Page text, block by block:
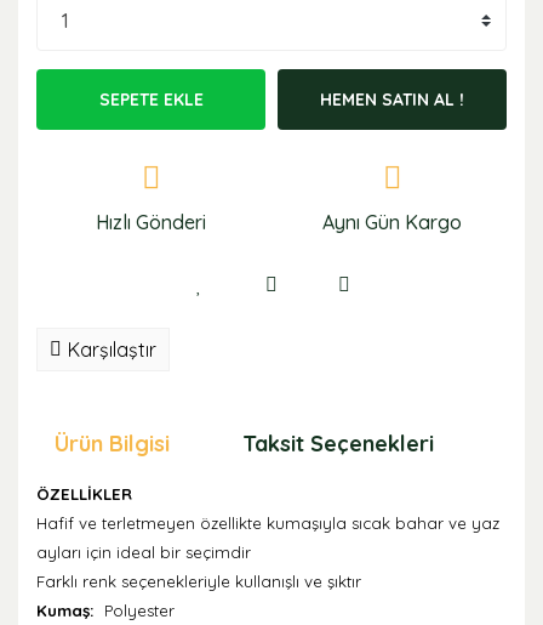
SEPETE EKLE HEMEN SATIN AL !
Hızlı Gönderi Aynı Gün Kargo
Karşılaştır
Ürün Bilgisi Taksit Seçenekleri
ÖZELLİKLER
Hafif ve terletmeyen özellikte kumaşıyla sıcak bahar ve yaz
ayları için ideal bir seçimdir
Farklı renk seçenekleriyle kullanışlı ve şıktır
Kumaş:
Polyester